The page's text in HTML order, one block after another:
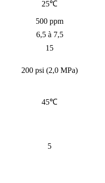
25℃
500 ppm
6,5 à 7,5
15
200 psi (2,0 MPa)
45℃
5